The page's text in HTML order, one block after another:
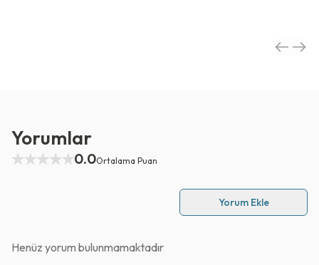
Yorumlar
0.0Ortalama Puan
Yorum Ekle
Henüz yorum bulunmamaktadır